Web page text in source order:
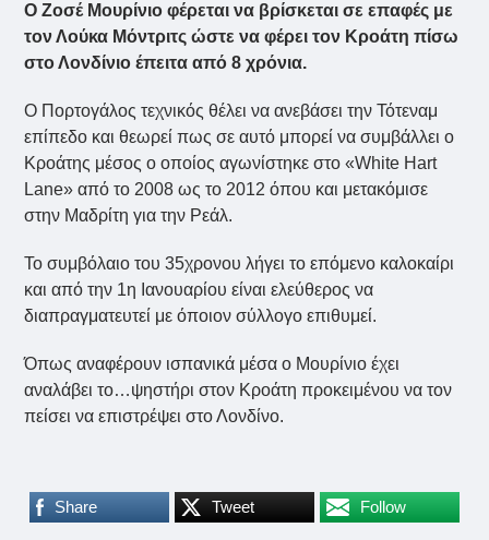
Ο Ζοσέ Μουρίνιο φέρεται να βρίσκεται σε επαφές με
τον Λούκα Μόντριτς ώστε να φέρει τον Κροάτη πίσω
στο Λονδίνιο έπειτα από 8 χρόνια.
Ο Πορτογάλος τεχνικός θέλει να ανεβάσει την Τότεναμ
επίπεδο και θεωρεί πως σε αυτό μπορεί να συμβάλλει ο
Κροάτης μέσος ο οποίος αγωνίστηκε στο «White Hart
Lane» από το 2008 ως το 2012 όπου και μετακόμισε
στην Μαδρίτη για την Ρεάλ.
Το συμβόλαιο του 35χρονου λήγει το επόμενο καλοκαίρι
και από την 1η Ιανουαρίου είναι ελεύθερος να
διαπραγματευτεί με όποιον σύλλογο επιθυμεί.
Όπως αναφέρουν ισπανικά μέσα ο Μουρίνιο έχει
αναλάβει το…ψηστήρι στον Κροάτη προκειμένου να τον
πείσει να επιστρέψει στο Λονδίνο.
Share Tweet Follow